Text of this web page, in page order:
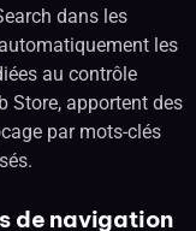
dans les
les
au contrôle
Store, apportent des
par mots-clés
de navigation